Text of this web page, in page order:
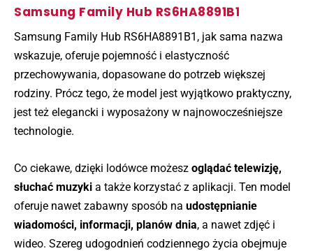
Samsung Family Hub RS6HA8891B1
Samsung Family Hub RS6HA8891B1, jak sama nazwa
wskazuje, oferuje pojemność i elastyczność
przechowywania, dopasowane do potrzeb większej
rodziny. Prócz tego, że model jest wyjątkowo praktyczny,
jest też elegancki i wyposażony w najnowocześniejsze
technologie.
Co ciekawe, dzięki lodówce możesz oglądać telewizję,
słuchać muzyki a także korzystać z aplikacji. Ten model
oferuje nawet zabawny sposób na udostępnianie
wiadomości, informacji, planów dnia, a nawet zdjęć i
wideo. Szereg udogodnień codziennego życia obejmuje